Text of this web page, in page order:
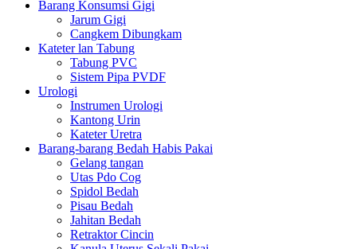
Barang Konsumsi Gigi
Jarum Gigi
Cangkem Dibungkam
Kateter lan Tabung
Tabung PVC
Sistem Pipa PVDF
Urologi
Instrumen Urologi
Kantong Urin
Kateter Uretra
Barang-barang Bedah Habis Pakai
Gelang tangan
Utas Pdo Cog
Spidol Bedah
Pisau Bedah
Jahitan Bedah
Retraktor Cincin